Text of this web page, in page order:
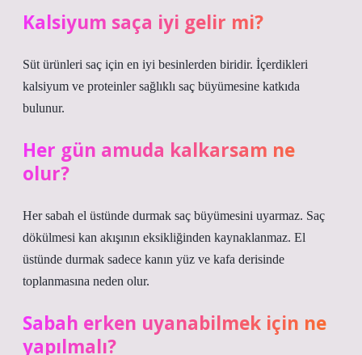
Kalsiyum saça iyi gelir mi?
Süt ürünleri saç için en iyi besinlerden biridir. İçerdikleri
kalsiyum ve proteinler sağlıklı saç büyümesine katkıda
bulunur.
Her gün amuda kalkarsam ne
olur?
Her sabah el üstünde durmak saç büyümesini uyarmaz. Saç
dökülmesi kan akışının eksikliğinden kaynaklanmaz. El
üstünde durmak sadece kanın yüz ve kafa derisinde
toplanmasına neden olur.
Sabah erken uyanabilmek için ne
yapılmalı?